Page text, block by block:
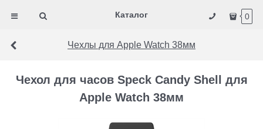
Каталог 0
Чехлы для Apple Watch 38мм
Чехол для часов Speck Candy Shell для
Apple Watch 38мм